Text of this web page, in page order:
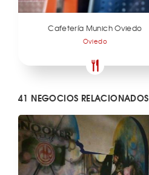
Cafetería Munich Oviedo
Oviedo
41 NEGOCIOS RELACIONADOS